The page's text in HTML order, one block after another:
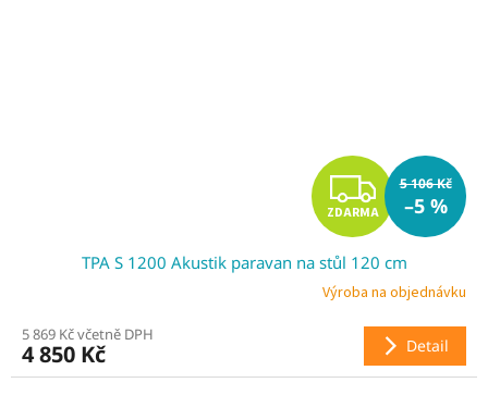
Z
D
A
R
M
ZDARMA
5 106 Kč
–5 %
TPA S 1200 Akustik paravan na stůl 120 cm
Výroba na objednávku
5 869 Kč včetně DPH
4 850 Kč Detail